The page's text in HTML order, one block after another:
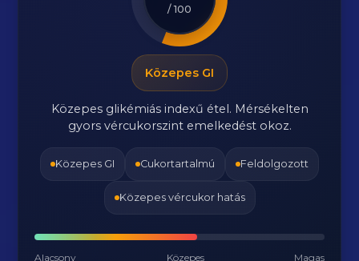
/ 100
Közepes GI
Közepes glikémiás indexű étel. Mérsékelten
gyors vércukorszint emelkedést okoz.
Közepes GI Cukortartalmú Feldolgozott
Közepes vércukor hatás
Alacsony Közepes Magas